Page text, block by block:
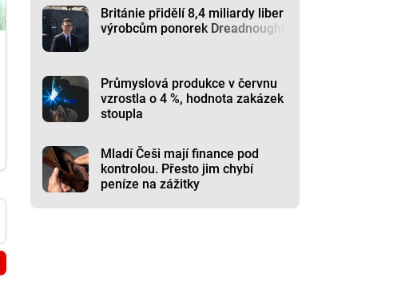
Británie přidělí 8,4 miliardy liber
výrobcům ponorek Dreadnought
Průmyslová produkce v červnu
vzrostla o 4 %, hodnota zakázek
stoupla
Mladí Češi mají finance pod
kontrolou. Přesto jim chybí
peníze na zážitky